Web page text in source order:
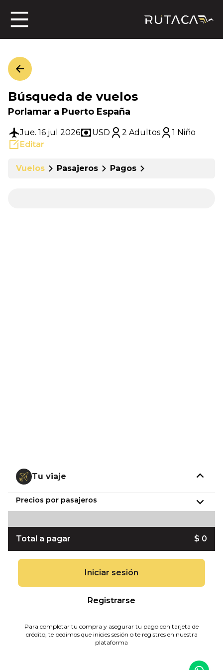
Búsqueda de vuelos
Porlamar a Puerto España
Jue. 16 jul 2026 USD 2 Adultos
1 Niño
Editar
Vuelos Pasajeros Pagos
Tu viaje
Precios por pasajeros
Total a pagar $ 0
Iniciar sesión
Registrarse
Para completar tu compra y asegurar tu pago con tarjeta de
crédito, te pedimos que inicies sesión o te registres en nuestra
plataforma